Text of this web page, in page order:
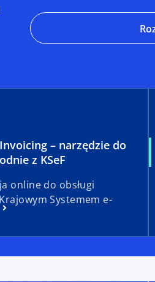
– narzędzie do
z KSeF
online do obsługi
Systemem e-